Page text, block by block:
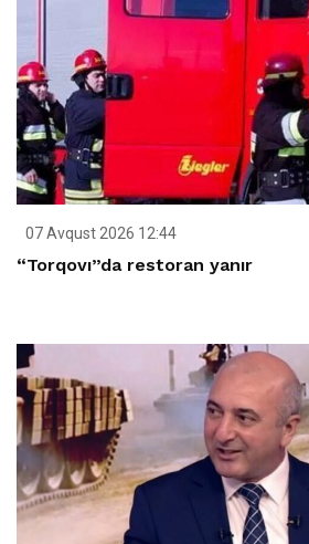
07 Avqust 2026 12:44
“Torqovı”da restoran yanır